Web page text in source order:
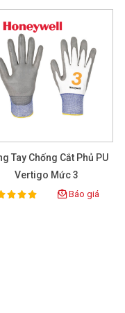
Tay Chống Cắt Phủ PU
Vertigo Mức 3
Rating: Báo giá